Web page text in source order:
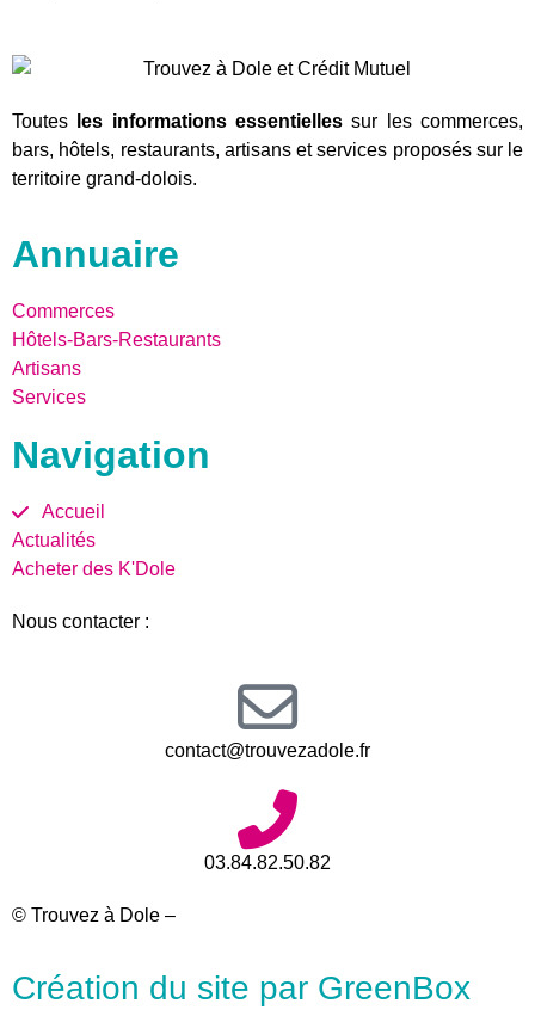
Toutes les informations essentielles sur les commerces,
bars, hôtels, restaurants, artisans et services proposés sur le
territoire grand-dolois.
Annuaire
Commerces
Hôtels-Bars-Restaurants
Artisans
Services
Navigation
Accueil
Actualités
Acheter des K'Dole
Nous contacter :
contact@trouvezadole.fr
03.84.82.50.82
© Trouvez à Dole –
Création du site par GreenBox